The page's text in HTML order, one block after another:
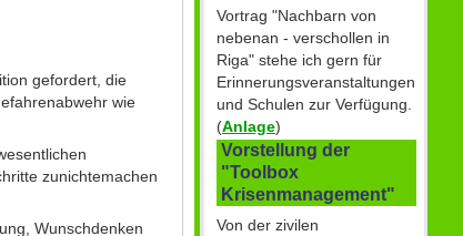
gefordert, die
wie
zunichtemachen
Wunschdenken
Vortrag "Nachbarn von
nebenan - verschollen in
Riga" stehe ich gern für
Erinnerungsveranstaltungen
und Schulen zur Verfügung.
(Anlage)
Vorstellung der
"Toolbox
Krisenmanagement"
Von der zivilen